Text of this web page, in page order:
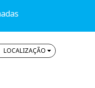
LOCALIZAÇÃO